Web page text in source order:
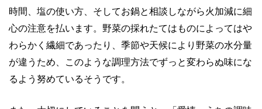
時間、塩の使い方、そしてお鍋と相談しながら火加減に細
心の注意を払います。野菜の採れたてはものによってはや
わらかく繊細であったり、季節や天候により野菜の水分量
が違うため、このような調理方法でずっと変わらぬ味にな
るよう努めているそうです。